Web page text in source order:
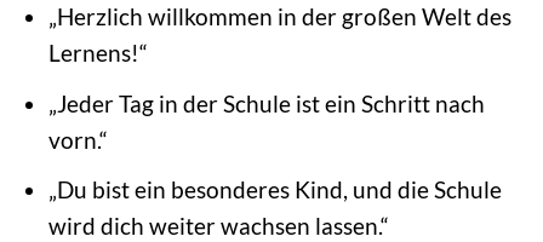
„Herzlich willkommen in der großen Welt des
Lernens!“
„Jeder Tag in der Schule ist ein Schritt nach
vorn.“
„Du bist ein besonderes Kind, und die Schule
wird dich weiter wachsen lassen.“